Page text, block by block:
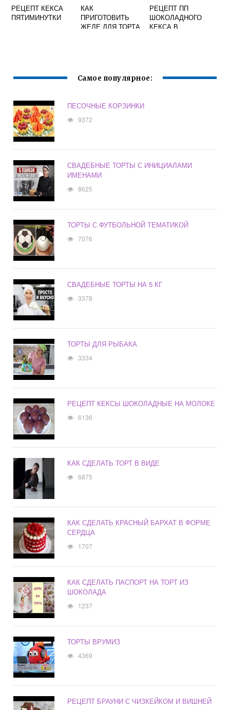
РЕЦЕПТ КЕКСА
ПЯТИМИНУТКИ
КАК
ПРИГОТОВИТЬ
ЖЕЛЕ ДЛЯ ТОРТА
РЕЦЕПТ ПП
ШОКОЛАДНОГО
КЕКСА В
Самое популярное:
ПЕСОЧНЫЕ КОРЗИНКИ
9372
СВАДЕБНЫЕ ТОРТЫ С ИНИЦИАЛАМИ
ИМЕНАМИ
8625
ТОРТЫ С ФУТБОЛЬНОЙ ТЕМАТИКОЙ
7076
СВАДЕБНЫЕ ТОРТЫ НА 5 КГ
3378
ТОРТЫ ДЛЯ РЫБАКА
3334
РЕЦЕПТ КЕКСЫ ШОКОЛАДНЫЕ НА МОЛОКЕ
6136
КАК СДЕЛАТЬ ТОРТ В ВИДЕ
6875
КАК СДЕЛАТЬ КРАСНЫЙ БАРХАТ В ФОРМЕ
СЕРДЦА
1707
КАК СДЕЛАТЬ ПАСПОРТ НА ТОРТ ИЗ
ШОКОЛАДА
1237
ТОРТЫ ВРУМИЗ
4369
РЕЦЕПТ БРАУНИ С ЧИЗКЕЙКОМ И ВИШНЕЙ